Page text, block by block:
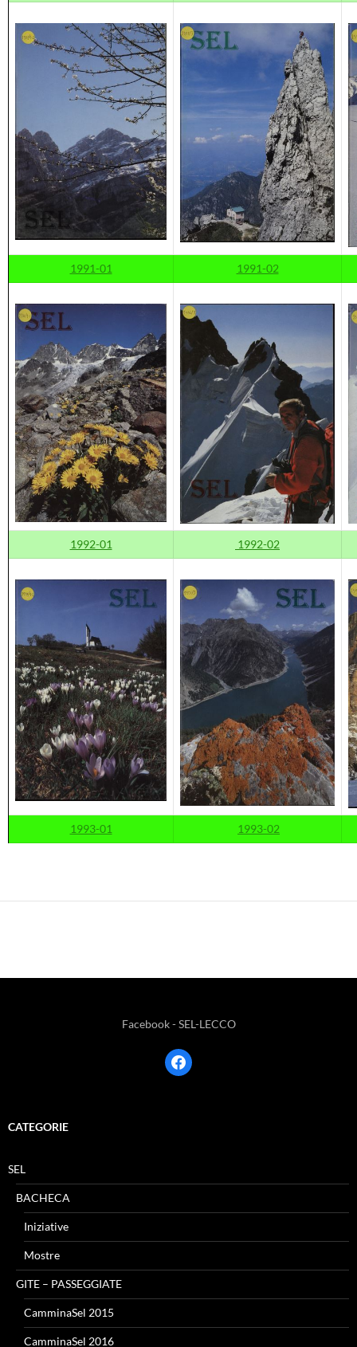
1991-01 1991-02
1992-01 1992-02
1993-01 1993-02
Facebook - SEL-LECCO
facebook
CATEGORIE
SEL
BACHECA
Iniziative
Mostre
GITE – PASSEGGIATE
CamminaSel 2015
CamminaSel 2016